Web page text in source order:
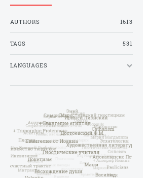
AUTHORS 1613
TAGS 531
LANGUAGES